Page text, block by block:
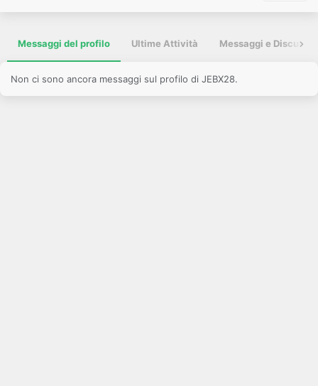
Messaggi del profilo Ultime Attività Messaggi e
Non ci sono ancora messaggi sul profilo di JEBX28.